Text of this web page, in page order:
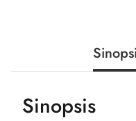
Sinopsis